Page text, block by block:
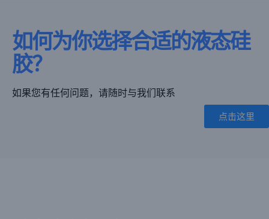
如何为你选择合适的液态硅
胶？
如果您有任何问题，请随时与我们联系
点击这里